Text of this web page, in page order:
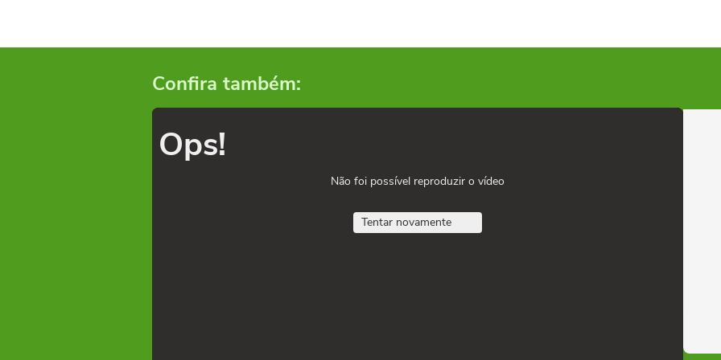
Confira também:
Ops!
Não foi possível reproduzir o vídeo
Tentar novamente